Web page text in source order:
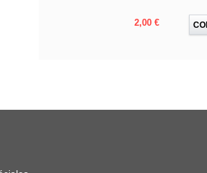
Prix
2,00 €